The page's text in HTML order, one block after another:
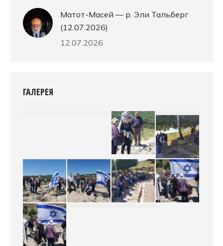
Матот-Масей — р. Эли Тальберг
(12.07.2026)
12.07.2026
ГАЛЕРЕЯ